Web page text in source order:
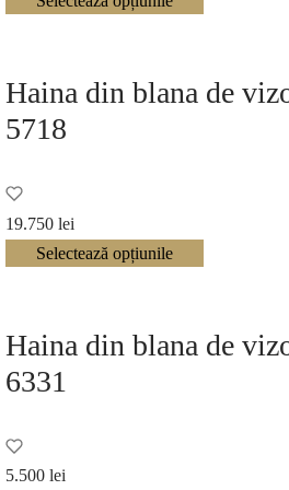
Haina din blana de
5718
19.750 lei
Selectează opțiunile
Haina din blana de
6331
5.500 lei